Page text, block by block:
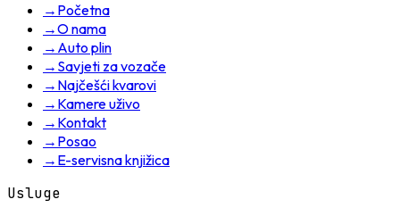
→ Početna
→O nama
→ Auto plin
→ Savjeti za vozače
→ Najčešći kvarovi
→ Kamere uživo
→ Kontakt
→ Posao
→ E-servisna knjižica
Usluge